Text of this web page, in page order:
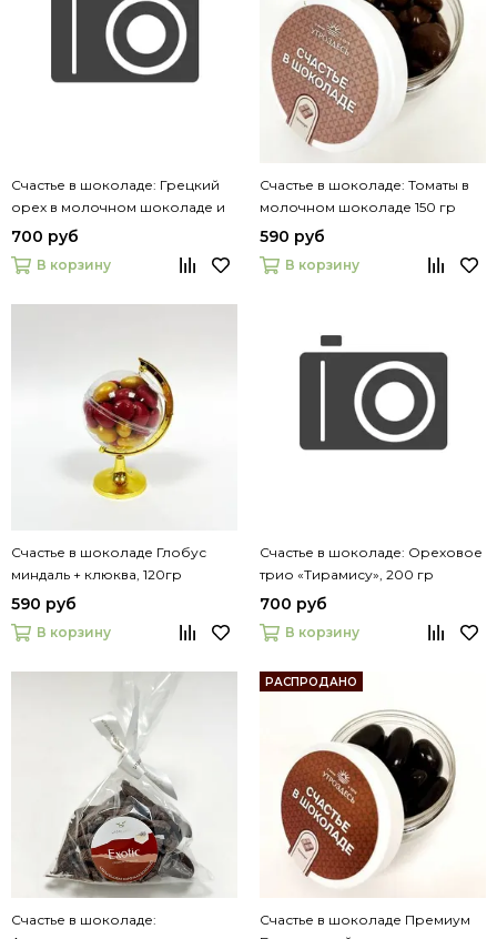
Счастье в шоколаде: Грецкий
орех в молочном шоколаде и
какао вуали , 200 гр.
700 руб
В корзину
Счастье в шоколаде: Томаты в
молочном шоколаде 150 гр
590 руб
В корзину
Счастье в шоколаде Глобус
миндаль + клюква, 120гр
590 руб
В корзину
Счастье в шоколаде: Ореховое
трио «Тирамису», 200 гр
700 руб
В корзину
Счастье в шоколаде:
РАСПРОДАНО
Счастье в шоколаде Премиум